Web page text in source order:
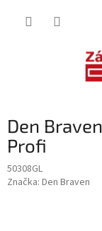
Den
Profi
50308GL
Značka: Den Braven